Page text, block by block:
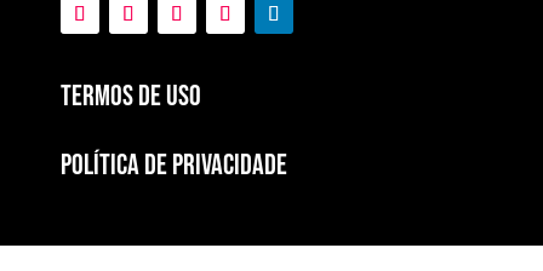
Termos de Uso
POLÍTICA DE PRIVACIDADE